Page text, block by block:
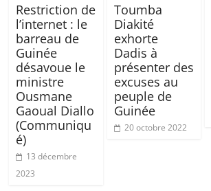
Restriction de
l’internet : le
barreau de
Guinée
désavoue le
ministre
Ousmane
Gaoual Diallo
(Communiqu
é)
13 décembre
2023
Toumba
Diakité
exhorte
Dadis à
présenter des
excuses au
peuple de
Guinée
20 octobre 2022